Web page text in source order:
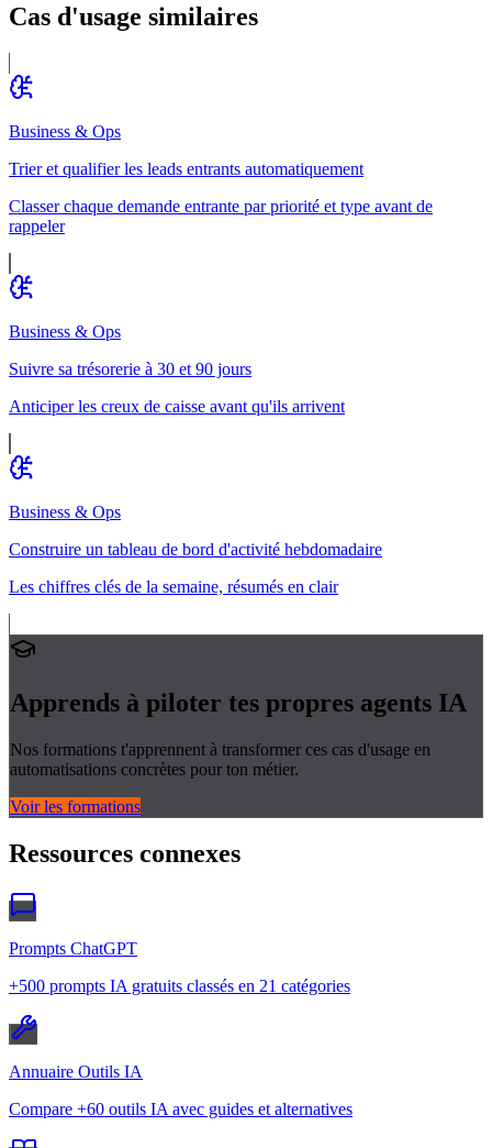
Cas d'usage similaires
Business & Ops
Trier et qualifier les leads entrants automatiquement
Classer chaque demande entrante par priorité et type avant de
rappeler
Business & Ops
Suivre sa trésorerie à 30 et 90 jours
Anticiper les creux de caisse avant qu'ils arrivent
Business & Ops
Construire un tableau de bord d'activité hebdomadaire
Les chiffres clés de la semaine, résumés en clair
Apprends à piloter tes propres agents IA
Nos formations t'apprennent à transformer ces cas d'usage en
automatisations concrètes pour ton métier.
Voir les formations
Ressources connexes
Prompts ChatGPT
+500 prompts IA gratuits classés en 21 catégories
Annuaire Outils IA
Compare +60 outils IA avec guides et alternatives